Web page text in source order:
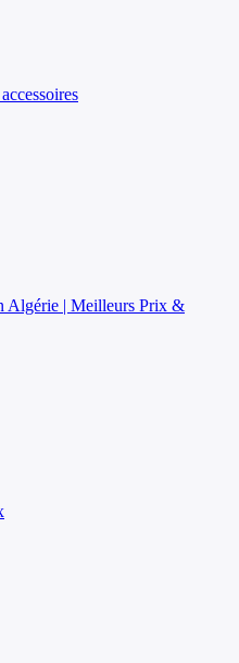
Algérie | Meilleurs Prix &